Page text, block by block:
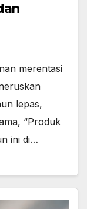
merentasi
lepas,
“Produk
ini di…